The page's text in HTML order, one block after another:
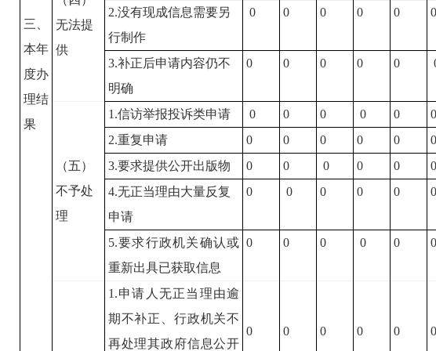
三、
本年
度办
理结
果
无法提
供
2.没有现成信息需要另
行制作
0 0 0 0 0 0
3.补正后申请内容仍不
明确
0 0 0 0 0
（五）
不予处
理
1.信访举报投诉类申请 0 0 0 0 0 0
2.重复申请 0 0 0 0 0 0
3.要求提供公开出版物 0 0 0 0 0 0
4.无正当理由大量反复
申请
0 0 0 0 0 0
5.要求行政机关确认或
重新出具已获取信息
0 0 0 0 0 0
1.申请人无正当理由逾
期不补正、行政机关不
再处理其政府信息公开
0 0 0 0 0 0